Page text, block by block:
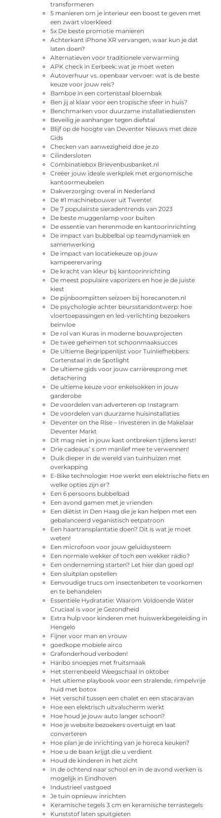
transformeren
5 manieren om je interieur een boost te geven met
een zwart vloerkleed
5x De beste promotie manieren
Achterkant iPhone XR vervangen, waar kun je dat
laten doen?
Alternatieven voor traditionele verwarming
APK check in Eerbeek: wat je moet weten
Autoverhuur vs. openbaar vervoer: wat is de beste
keuze voor jouw reis?
Bamboe in een cortenstaal bloembak
Ben jij al klaar voor een tropische sfeer in huis?
Benchmarken voor duurzame installatiediensten
Beveilig je aanhanger tegen diefstal
Blijf op de hoogte van Deventer Nieuws met deze
Gids
Checken van aanwezigheid doe je zo
Cilindersloten
Combinatiebox Brievenbusbanket.nl
Creëer jouw ideale werkplek met ergonomische
kantoormeubelen
Dakverzorging: overal in Nederland
De #1 machinebouwer uit Twente!
De 7 populairste sieradentrends van 2023
De beste muggenlamp voor buiten
De essentie van herenmode en kantoorinrichting
De impact van bubbelbal op teamdynamiek en
samenwerking
De impact van locatiekeuze op jouw
kampeerervaring
De kracht van kleur bij kantoorinrichting
De meest populaire vaporizers en hoe je de juiste
kiest
De pijnboompitten seizoen bij horecanoten.nl
De psychologie achter beursstandontwerp: hoe
vloertoepassingen en led-verlichting bezoekers
beïnvloe
De rol van Kuras in moderne bouwprojecten
De twee geheimen tot schoonmaaksucces
De Ultieme Begrippenlijst voor Tuinliefhebbers:
Cortenstaal in de Spotlight
De ultieme gids voor jouw carrièresprong met
detachering
De ultieme keuze voor enkelsokken in jouw
garderobe
De voordelen van adverteren op Instagram
De voordelen van duurzame huisinstallaties
Deventer on the Rise – Investeren in de Makelaar
Deventer Markt
Dit mag niet in jouw kast ontbreken tijdens kerst!
Drie cadeaus’ s om manlief mee te verwennen!
Duik dieper in de wereld van tuinhuizen met
overkapping
E-Bike technologie: Hoe werkt een elektrische fiets en
welke opties zijn er?
Een 6 persoons bubbelbad
Een avond gamen met je vrienden
Een diëtist in Den Haag die je kan helpen met een
gebalanceerd veganistisch eetpatroon
Een haartransplantatie doen? Dit is wat je moet
weten!
Een microfoon voor jouw geluidsysteem
Een normale wekker of toch een wekker radio?
Een onderneming starten? Let hier dan goed op!
Een sluitplan opstellen
Eenvoudige trucs om insectenbeten te voorkomen
en te behandelen
Essentiële Hydratatie: Waarom Voldoende Water
Cruciaal is voor je Gezondheid
Extra hulp voor kinderen met huiswerkbegeleiding in
Hengelo
Fijner voor man en vrouw
goedkope mobiele airco
Grafonderhoud verboden!
Haribo snoepjes met fruitsmaak
Het sterrenbeeld Weegschaal in oktober
Het ultieme playbook voor een stralende, rimpelvrije
huid met botox
Het verschil tussen een chalet en een stacaravan
Hoe een elektrisch uitvalscherm werkt
Hoe houd je jouw auto langer schoon?
Hoe je website bezoekers overtuigt en laat
converteren
Hoe plan je de inrichting van je horeca keuken?
Hoe u de baan krijgt die u verdient
Houd de kinderen in het zicht
In de ochtend naar school en in de avond werken is
mogelijk in Eindhoven
Industrieel vastgoed
Je tuin opnieuw inrichten
Keramische tegels 3 cm en keramische terrastegels
Kunststof laten spuitgieten